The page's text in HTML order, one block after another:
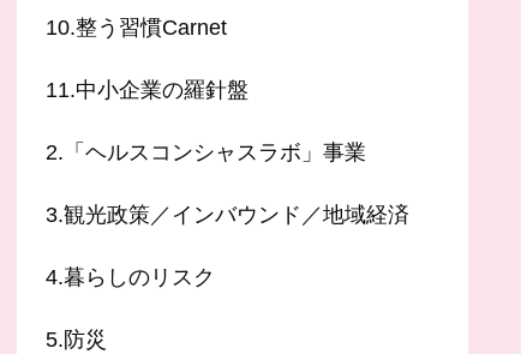
10.整う習慣Carnet
11.中小企業の羅針盤
2.「ヘルスコンシャスラボ」事業
3.観光政策／インバウンド／地域経済
4.暮らしのリスク
5.防災